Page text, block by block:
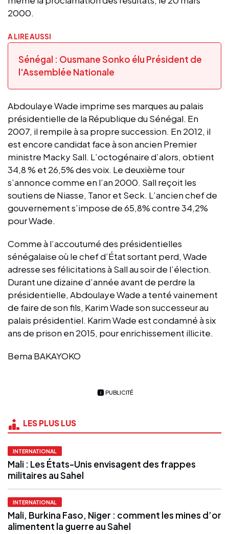
2000.
A LIRE AUSSI
Sénégal : Ousmane Sonko élu Président de
l'Assemblée Nationale
Abdoulaye Wade imprime ses marques au palais
présidentielle de la République du Sénégal. En
2007, il rempile à sa propre succession. En 2012, il
est encore candidat face à son ancien Premier
ministre Macky Sall. L’octogénaire d’alors, obtient
34,8 % et 26,5% des voix. Le deuxième tour
s’annonce comme en l’an 2000. Sall reçoit les
soutiens de Niasse, Tanor et Seck. L’ancien chef de
gouvernement s’impose de 65,8% contre 34,2%
pour Wade.
Comme à l’accoutumé des présidentielles
sénégalaise où le chef d’État sortant perd, Wade
adresse ses félicitations à Sall au soir de l’élection.
Durant une dizaine d’année avant de perdre la
présidentielle, Abdoulaye Wade a tenté vainement
de faire de son fils, Karim Wade son successeur au
palais présidentiel. Karim Wade est condamné à six
ans de prison en 2015, pour enrichissement illicite.
Bema BAKAYOKO
PUBLICITÉ
LES PLUS LUS
INTERNATIONAL
Mali : Les États-Unis envisagent des frappes
militaires au Sahel
INTERNATIONAL
Mali, Burkina Faso, Niger : comment les mines d’or
alimentent la guerre au Sahel